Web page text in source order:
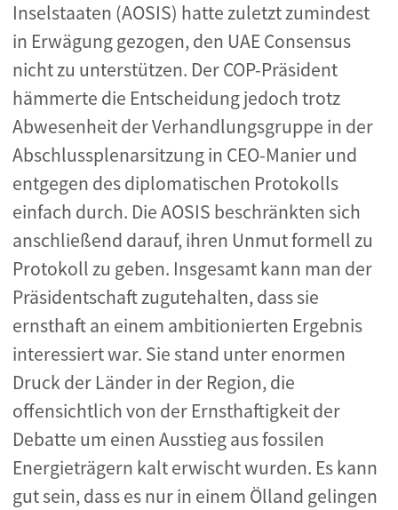
Inselstaaten (AOSIS) hatte zuletzt zumindest
in Erwägung gezogen, den UAE Consensus
nicht zu unterstützen. Der COP-Präsident
hämmerte die Entscheidung jedoch trotz
Abwesenheit der Verhandlungsgruppe in der
Abschlussplenarsitzung in CEO-Manier und
entgegen des diplomatischen Protokolls
einfach durch. Die AOSIS beschränkten sich
anschließend darauf, ihren Unmut formell zu
Protokoll zu geben. Insgesamt kann man der
Präsidentschaft zugutehalten, dass sie
ernsthaft an einem ambitionierten Ergebnis
interessiert war. Sie stand unter enormen
Druck der Länder in der Region, die
offensichtlich von der Ernsthaftigkeit der
Debatte um einen Ausstieg aus fossilen
Energieträgern kalt erwischt wurden. Es kann
gut sein, dass es nur in einem Ölland gelingen